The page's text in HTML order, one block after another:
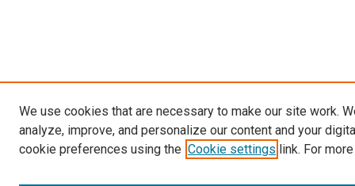
We use cookies that are necessary to make our site work.
analyze, improve, and personalize our content and your
cookie preferences using the Cookie settings link. For